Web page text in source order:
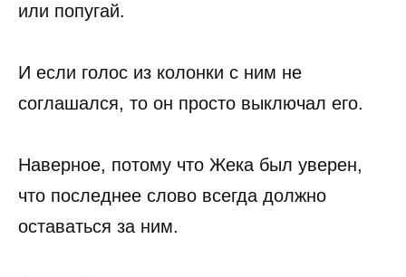
или попугай.
И если голос из колонки с ним не
соглашался, то он просто выключал его.
Наверное, потому что Жека был уверен,
что последнее слово всегда должно
оставаться за ним.